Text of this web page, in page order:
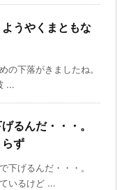
うやくまともな
の下落がきましたね。
...
るんだ・・・。
ず
下げるんだ・・・。
いるけど ...